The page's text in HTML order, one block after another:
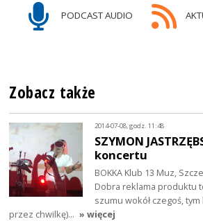
PODCAST AUDIO
Zobacz także
2014-07-08, godz. 11:48
SZYMON
koncertu
BOKKA Klub 13 Muz,
Dobra reklama produktu
szumu wokół czegoś,
przez chwilkę)… » więcej